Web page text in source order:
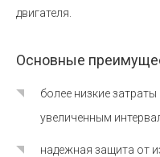
двигателя.
Основные
более низкие
увеличенным
надежная защита от